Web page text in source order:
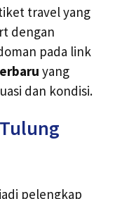
travel yang
dengan
pada link
yang
dan kondisi.
pelengkap